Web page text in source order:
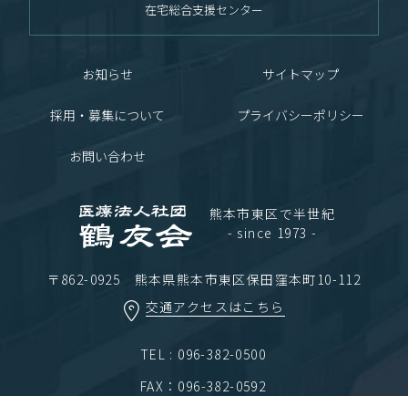
熊本市東区で半世紀
- since 1973 -
〒862-0925 熊本県熊本市東区保田窪本町10-112
交通アクセスはこちら
TEL : 096-382-0500
FAX：096-382-0592
在宅総合支援センター
お知らせ サイトマップ
採用・募集について プライバシーポリシー
お問い合わせ